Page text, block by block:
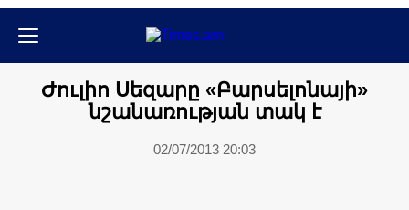
Ժուլիո Սեզարը «Բարսելոնայի»
նշանառության տակ է
02/07/2013 20:03